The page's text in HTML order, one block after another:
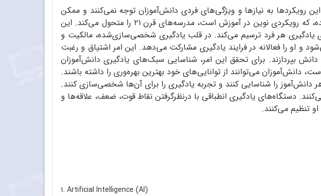
رویکردها به نیازها و ویژگی‌های فردی دانش‌آموزان توجه نمی‌کنند و ممکن
است برای بسیاری از آن‌ها تجربه ناکارآمدی را ایجاد کنند. در مقابل، یادگیری شخصی‌سازی‌شده، که رویکردی نوین در آموزش است، مدرسه‌های قرن ۲۱ را متحول می‌کند. این
یادگیری هر فرد ترسیم می‌کند. در قلب یادگیری شخصی‌سازی‌شده، مالکیت و
و او را فعالانه در فرایند یادگیری مشارکت می‌دهد. این امر اشتیاق و رغبت
بپردازند. برای تحقق این امر، شناسایی سبک‌های یادگیری دانش‌آموزان
دانش‌آموزان می‌توانند از توانایی‌های خود بهترین بهره‌وری را داشته ‌باشند.
دانش‌آموز را شناسایی کنند و تجربه یادگیری را برای آن‌ها شخصی‌سازی کنند.
دستگاه‌های یادگیری انطباقی با درنظرگرفتن نقاط قوت، ضعف، علاقه‌ها و
تنظیم می‌کنند.
1. Artificial Intelligence (AI)